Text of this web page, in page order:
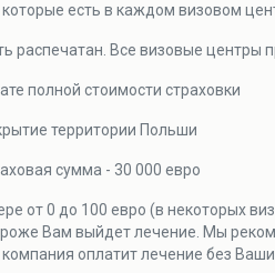
есть в каждом визовом
распечатан. Все визовые центры
полной стоимости страховки
территории Польши
сумма - 30 000 евро
от 0 до 100 евро (в некоторых
Вам выйдет лечение. Мы
оплатит лечение без